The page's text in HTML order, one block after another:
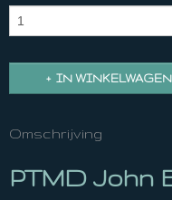
IN WINKELWAGEN
Omschrijving
PTMD John